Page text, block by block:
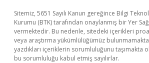
Sitemiz, 5651 Sayılı Kanun gereğince Bilgi
Kurumu (BTK) tarafından onaylanmış bir Yer
vermektedir. Bu nedenle, sitedeki içerikleri
veya araştırma yükümlülüğümüz
yazdıkları içeriklerin sorumluluğunu taşımakta
bu sorumluluğu kabul etmiş sayılırlar.